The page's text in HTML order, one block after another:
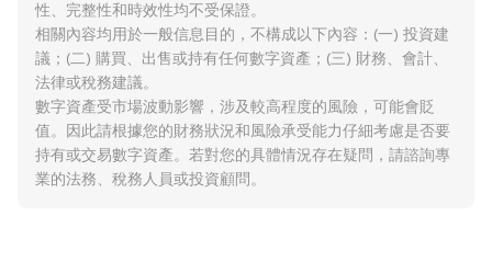
性、完整性和時效性均不受保證。
相關內容均用於一般信息目的，不構成以下內容：(一) 投資建
議；(二) 購買、出售或持有任何數字資產；(三) 財務、會計、
法律或稅務建議。
數字資產受市場波動影響，涉及較高程度的風險，可能會貶
值。因此請根據您的財務狀況和風險承受能力仔細考慮是否要
持有或交易數字資產。若對您的具體情況存在疑問，請諮詢專
業的法務、稅務人員或投資顧問。